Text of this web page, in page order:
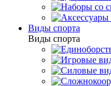
Виды спорта
Виды спорта